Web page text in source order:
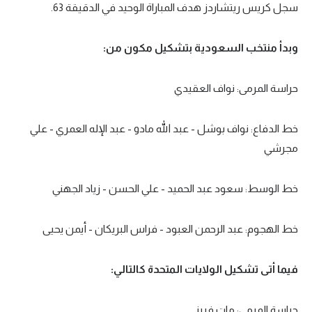
الدوري الإسباني
دوري أبطال أوروبا
رياضات أخرى
كرة السلة الأمريكية
كرة طائرة
الوطن العربي
سجل كريس ريتشاردز هدف المباراة الوحيد في الدقيقة 63.
وبدأ منتخب السعودية بتشكيل مكون من:
حراسة المرمى: نواف العقيدي
خط الدفاع: نواف بوشل - عبد الله مادو - عبد الإله العمري - علي
مجرشي
خط الوسط: سعود عبد الحميد - علي الحسن - زياد الجهني
خط الهجوم: عبد الرحمن العبود - فراس البريكان - أيمن يحيى
فيما أتى تشكيل الولايات المتحدة كالتالي:
حراسة المرمى: مات فريز